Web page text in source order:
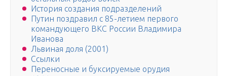
История создания подразделений
Путин поздравил с 85-летием первого
командующего ВКС России Владимира
Иванова
Львиная доля (2001)
Ссылки
Переносные и буксируемые орудия